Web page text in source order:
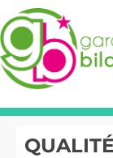
QUALITÉ